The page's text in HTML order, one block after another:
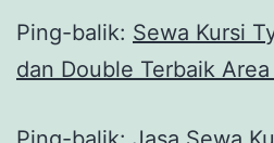
Ping-balik: Sewa Kursi
dan Double Terbaik